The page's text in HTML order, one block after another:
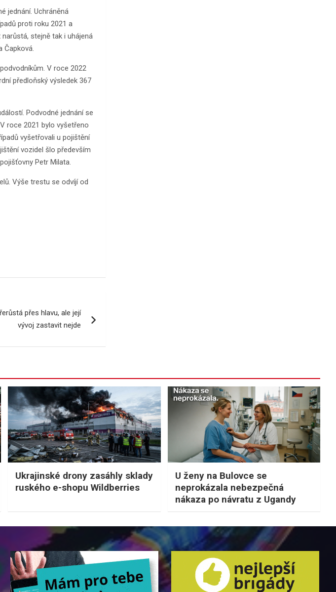
jednání. Uchráněná
proti roku 2021 a
stejně tak i uhájená
Čapková.
V roce 2022
předloňský výsledek 367
Podvodné jednání se
roce 2021 bylo vyšetřeno
vyšetřovali u pojištění
vozidel šlo především
Petr Milata.
Výše trestu se odvíjí od
přes hlavu, ale její
vývoj zastavit nejde
Ukrajinské drony zasáhly sklady
ruského e-shopu Wildberries
U ženy na Bulovce se
neprokázala nebezpečná
nákaza po návratu z Ugandy